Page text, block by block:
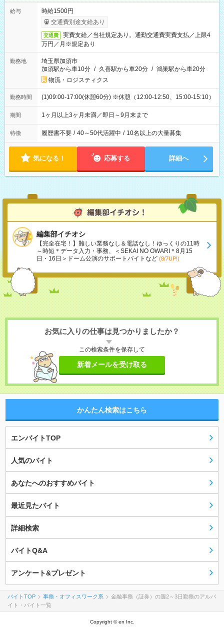
給与
時給1500円
交通費別途支給あり
交通費
実費支給／当社規定あり。通勤交通費実費支払／上限4
万円／月※規定あり
勤務地
埼玉県加須市
加須駅から車10分 / 久喜駅から車20分 / 鴻巣駅から車20分
物流・ロジスティクス
勤務時間 (1)09:00-17:00(休憩60分) ※休憩（12:00-12:50、15:00-15:10）
期間 1ヶ月以上3ヶ月未満／即日～9月末まで
特徴 履歴書不要 / 40～50代活躍中 / 10名以上の大量募集
気になる！ 応募する 詳細へ
編集部イチオシ
【完全在宅！】難しい業務なし＆電話なし！ゆっくりの11時
～時短＊データ入力・事務、＜SEKAI NO OWARI＊8月15
日・16日＞ドーム公演のサポートバイトなど (8/7UP!)
お気に入りの仕事は見つかりましたか？
この検索条件を保存して
新着メールを受け取る
かんたん検索はこちら
エンバイトTOP
人気のバイト
あなたへのおすすめバイト
最近見たバイト
詳細検索
バイトQ&A
アンケート&プレゼント
バイトTOP 事務・オフィスワーク系
金融事務（証券）の週2～3日勤務のアルバ
イト・バイト一覧
Copyright © en Inc.